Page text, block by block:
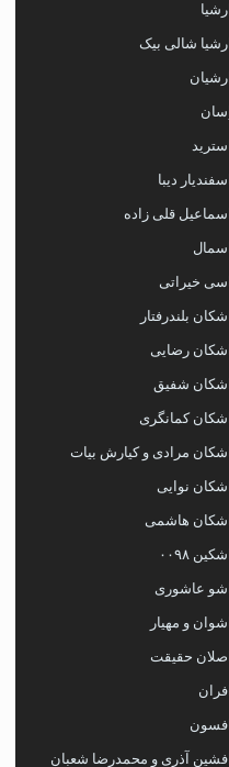
ارشیا
ارشیا شالی بیک
ارشیان
اِسان
استرید
اسفندیار دیبا
اسماعیل قلی زاده
اسمال
اسی خیراتی
اشکان بلندرفتار
اشکان رضایی
اشکان شفیق
اشکان‌ کمانگری
اشکان مرادی و کیارش بیات
اشکان نوایی
اشکان هاشمی
اشکین ۰۰۹۸
اشو عاشوری
اشوان و مهیار
اصلان حقیقت
افران
افسون
افشین آذری و محمدرضا شعبان